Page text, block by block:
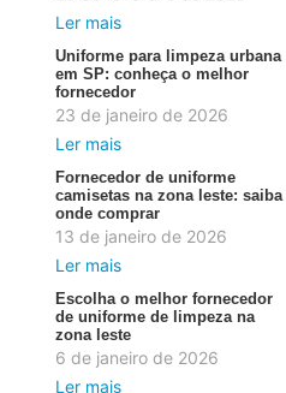
Ler mais
Uniforme para limpeza urbana
em SP: conheça o melhor
fornecedor
23 de janeiro de 2026
Ler mais
Fornecedor de uniforme
camisetas na zona leste: saiba
onde comprar
13 de janeiro de 2026
Ler mais
Escolha o melhor fornecedor
de uniforme de limpeza na
zona leste
6 de janeiro de 2026
Ler mais